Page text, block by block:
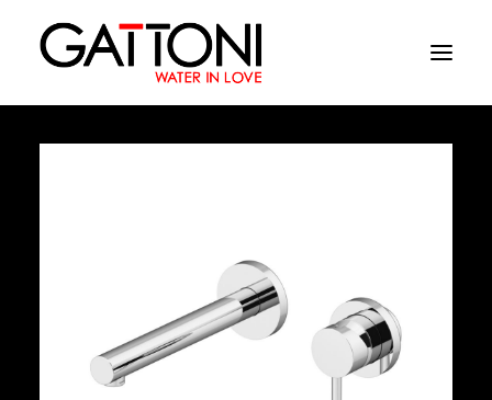
Acabamentos